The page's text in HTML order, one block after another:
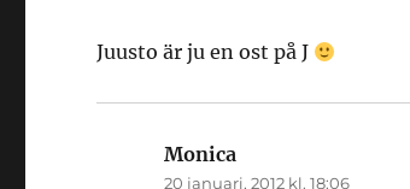
Juusto är ju en ost på J
Monica
20 januari, 2012 kl. 18:06